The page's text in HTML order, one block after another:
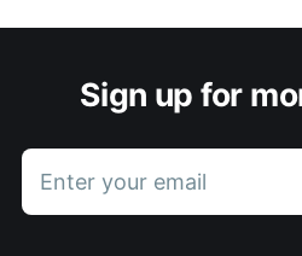
Sign up for
Enter your email